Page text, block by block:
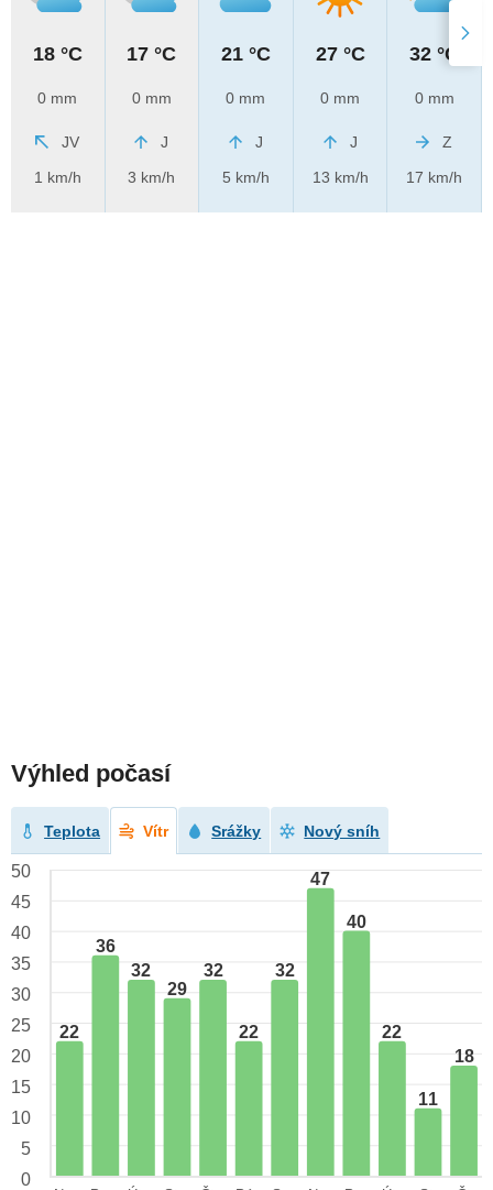
18 °C
0 mm
JV
1 km/h
17 °C
0 mm
J
3 km/h
21 °C
0 mm
J
5 km/h
27 °C
0 mm
J
13 km/h
32 °C
0 mm
Z
17 km/h
Výhled počasí
Teplota Vítr Srážky Nový sníh
22
36
32
29
32
22
32
47
40
22
11
18
50
45
40
35
30
25
20
15
10
5
0